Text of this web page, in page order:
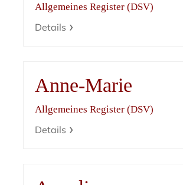
Allgemeines Register (DSV)
Details
Anne-Marie
Allgemeines Register (DSV)
Details